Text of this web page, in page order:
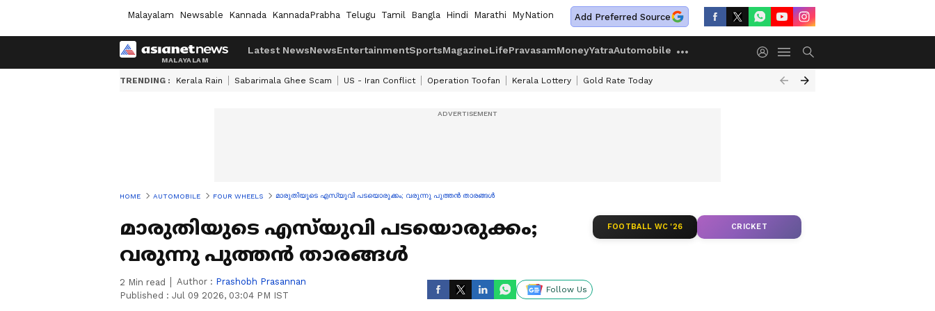
Malayalam Newsable Kannada KannadaPrabha Telugu Tamil Bangla Hindi Marathi MyNation Add Preferred Source
Latest NewsNewsEntertainmentSportsMagazineLifePravasamMoneyYatraAutomobile
TRENDING : Kerala Rain Sabarimala Ghee Scam US - Iran Conflict Operation Toofan Kerala Lottery Gold Rate Today
HOME AUTOMOBILE FOUR WHEELS മാരുതിയുടെ എസ്‌യുവി പടയൊരുക്കം; വരുന്നു പുത്തൻ താരങ്ങൾ
മാരുതിയുടെ എസ്‌യുവി പടയൊരുക്കം;
വരുന്നു പുത്തൻ താരങ്ങൾ
2 Min read Author : Prashobh Prasannan
Published : Jul 09 2026, 03:04 PM IST
Follow Us
FOOTBALL WC '26 CRICKET